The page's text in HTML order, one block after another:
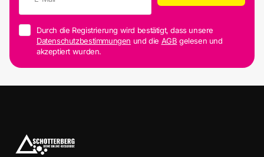
Durch die Registrierung wird bestätigt, dass unsere
Datenschutzbestimmungen und die AGB gelesen und
akzeptiert wurden.